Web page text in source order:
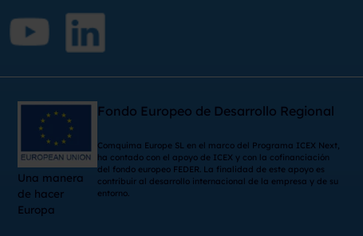
Una manera
de hacer
Europa
Fondo Europeo de Desarrollo Regional
Comquima Europe SL en el marco del Programa ICEX Next,
ha contado con el apoyo de ICEX y con la cofinanciación
del fondo europeo FEDER. La finalidad de este apoyo es
contribuir al desarrollo internacional de la empresa y de su
entorno.